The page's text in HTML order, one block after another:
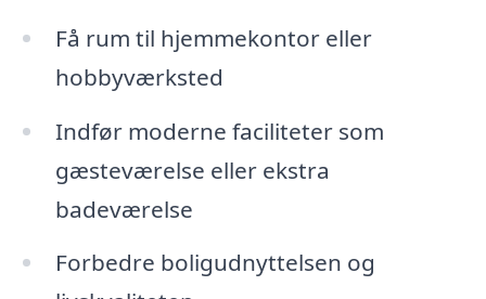
Få rum til hjemmekontor eller
hobbyværksted
Indfør moderne faciliteter som
gæsteværelse eller ekstra
badeværelse
Forbedre boligudnyttelsen og